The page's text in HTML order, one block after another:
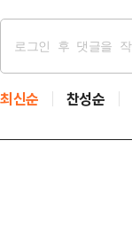
최신순 찬성순